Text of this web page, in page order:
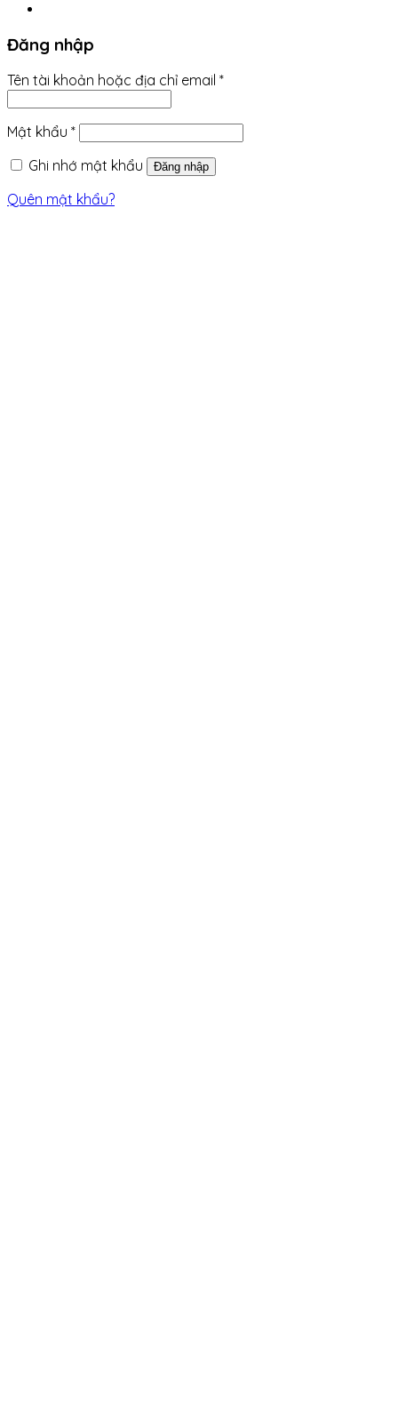
Đăng nhập
Tên tài khoản hoặc địa chỉ email *
Mật khẩu *
Ghi nhớ mật khẩu
Đăng nhập
Quên mật khẩu?